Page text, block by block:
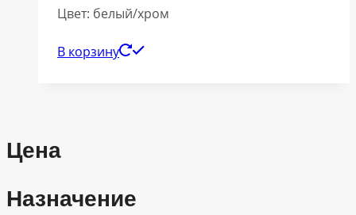
Цвет: белый/хром
В корзину
Цена
Назначение